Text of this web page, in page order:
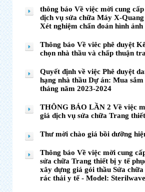
thông báo Về việc mời cung
dịch vụ sửa chữa Máy X-
Xét nghiệm chẩn đoán hình ảnh
Thông báo Về viêc phê duyệt
chọn nhà thầu và chấp thuận
Quyết định về việc Phê duyệt
hạng nhà thầu Dự án: Mua sắm
tháng năm 2023-2024
THÔNG BÁO LẦN 2 Về việc
giá dịch vụ sửa chữa Trang
Thư mời chào giá bồi dưỡng
Thông báo Về việc mời cung
sửa chữa Trang thiết bị y tế
xây dựng giá gói thầu Sửa
rác thải y tế - Model: